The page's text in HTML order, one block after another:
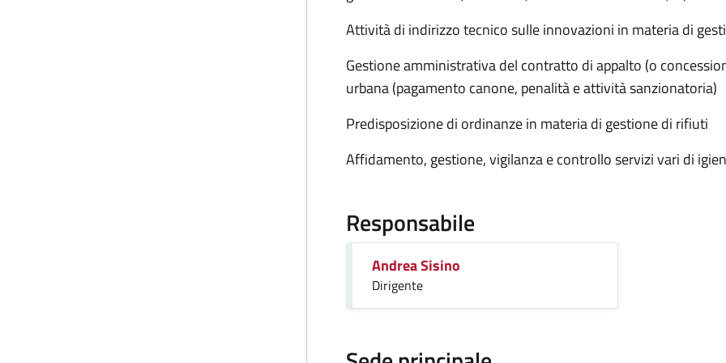
Attività di indirizzo tecnico sulle innovazioni in materia di
Gestione amministrativa del contratto di appalto (o
urbana (pagamento canone, penalità e attività sanzionatoria)
Predisposizione di ordinanze in materia di gestione di rifiuti
Affidamento, gestione, vigilanza e controllo servizi vari di
Responsabile
Andrea Sisino
Dirigente